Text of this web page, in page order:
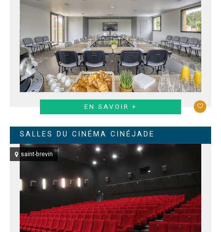
EN SAVOIR +
SALLES DU CINÉMA CINÉJADE
saint-brevin